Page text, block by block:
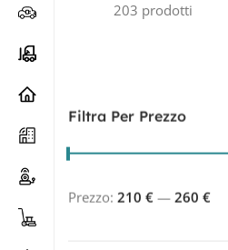
203 prodotti
Filtra Per Prezzo
Prezzo: 210 € — 260 €